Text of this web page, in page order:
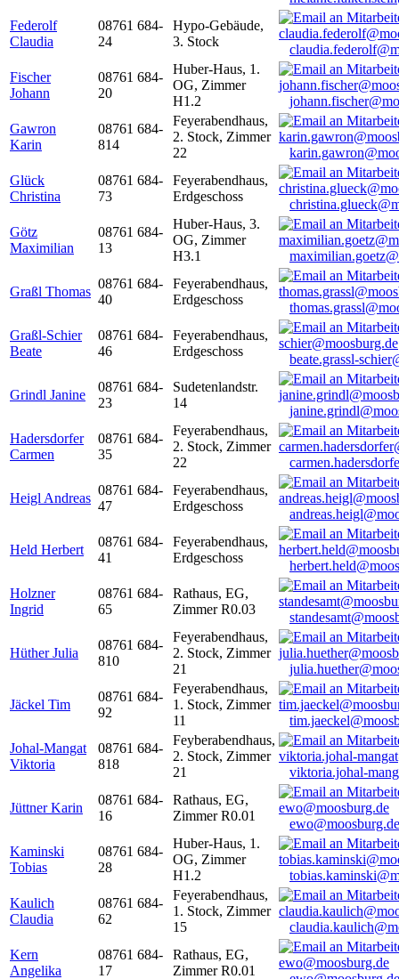
Federolf
Claudia
08761 684-
24
Hypo-Gebäude,
3. Stock
Fischer
Johann
08761 684-
20
Huber-Haus, 1.
OG, Zimmer
H1.2
Gawron
Karin
08761 684-
814
Feyerabendhaus,
2. Stock, Zimmer
22
Glück
Christina
08761 684-
73
Feyerabendhaus,
Erdgeschoss
Götz
Maximilian
08761 684-
13
Huber-Haus, 3.
OG, Zimmer
H3.1
Graßl Thomas
08761 684-
40
Feyerabendhaus,
Erdgeschoss
Graßl-Schier
Beate
08761 684-
46
Feyerabendhaus,
Erdgeschoss
beate.grassl-
Grindl Janine
08761 684-
23
Sudetenlandstr.
14
Hadersdorfer
Carmen
08761 684-
35
Feyerabendhaus,
2. Stock, Zimmer
22
Heigl Andreas
08761 684-
47
Feyerabendhaus,
Erdgeschoss
Held Herbert
08761 684-
41
Feyerabendhaus,
Erdgeschoss
Holzner
Ingrid
08761 684-
65
Rathaus, EG,
Zimmer R0.03
Hüther Julia
08761 684-
810
Feyerabendhaus,
2. Stock, Zimmer
21
Jäckel Tim
08761 684-
92
Feyerabendhaus,
1. Stock, Zimmer
11
Johal-Mangat
Viktoria
08761 684-
818
Feyberabendhaus,
2. Stock, Zimmer
21
viktoria.johal-
Jüttner Karin
08761 684-
16
Rathaus, EG,
Zimmer R0.01
ewo@moosburg.de
Kaminski
Tobias
08761 684-
28
Huber-Haus, 1.
OG, Zimmer
H1.2
Kaulich
Claudia
08761 684-
62
Feyerabendhaus,
1. Stock, Zimmer
15
Kern
Angelika
08761 684-
17
Rathaus, EG,
Zimmer R0.01